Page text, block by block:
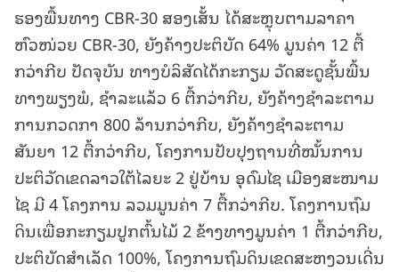
ຮອງພື້ນທາງ CBR-30 ສອງເສັ້ນ ໄດ້ສະຫຼຸບຕາມລາຄາ
ຫົວໜ່ວຍ CBR-30, ຍັງຄ້າງປະຕິບັດ 64% ມູນຄ່າ 12 ຕື້
ກວ່າກີບ ປັດຈຸບັນ ທາງບໍລິສັດໄດ້ກະກຽມ ວັດສະດູຊັ້ນພື້ນ
ທາງພຽງພໍ, ຊຳລະແລ້ວ 6 ຕື້ກວ່າກີບ, ຍັງຄ້າງຊຳລະຕາມ
ການກວດກາ 800 ລ້ານກວ່າກີບ, ຍັງຄ້າງຊຳລະຕາມ
ສັນຍາ 12 ຕື້ກວ່າກີບ, ໂຄງການປັບປຸງຖານທີ່ໝັ້ນການ
ປະຕິວັດເຂດລາວໃຕ້ໄລຍະ 2 ຢູ່ບ້ານ ອຸດົມໄຊ ເມືອງສະໜາມ
ໄຊ ມີ 4 ໂຄງການ ລວມມູນຄ່າ 7 ຕື້ກວ່າກີບ. ໂຄງການຖົມ
ດິນເພື່ອກະກຽມປູກຕົ້ນໄມ້ 2 ຂ້າງທາງມູນຄ່າ 1 ຕື້ກວ່າກີບ,
ປະຕິບັດສຳເລັດ 100%, ໂຄງການຖົມດິນເຂດສະຫງວນເດີ່ນ